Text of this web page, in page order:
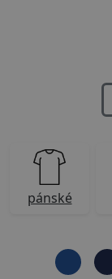
pánské